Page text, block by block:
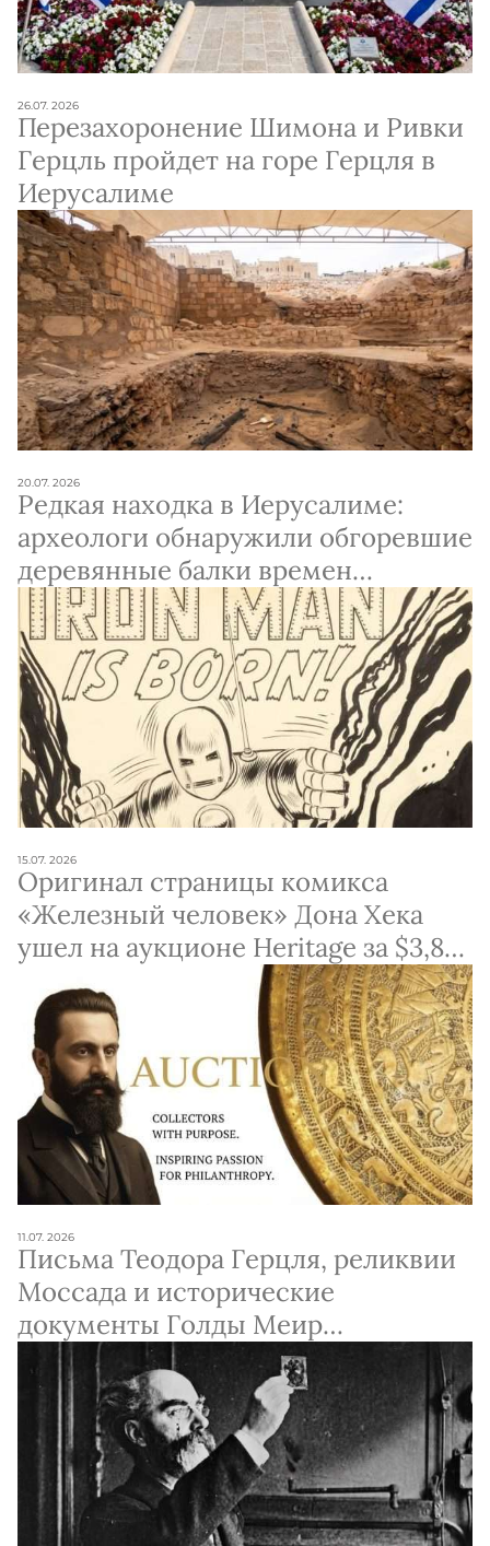
26.07. 2026
Перезахоронение Шимона и Ривки
Герцль пройдет на горе Герцля в
Иерусалиме
20.07. 2026
Редкая находка в Иерусалиме:
археологи обнаружили обгоревшие
деревянные балки времен
разрушения Первого Храма
15.07. 2026
Оригинал страницы комикса
«Железный человек» Дона Хека
ушел на аукционе Heritage за $3,875
млн
11.07. 2026
Письма Теодора Герцля, реликвии
Моссада и исторические
документы Голды Меир
выставлены на благотворительный
аукцион